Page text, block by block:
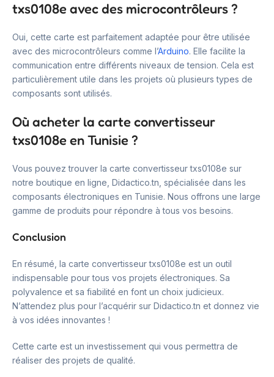
txs0108e avec des microcontrôleurs ?
Oui, cette carte est parfaitement adaptée pour être utilisée
avec des microcontrôleurs comme l’Arduino. Elle facilite la
communication entre différents niveaux de tension. Cela est
particulièrement utile dans les projets où plusieurs types de
composants sont utilisés.
Où acheter la carte convertisseur
txs0108e en Tunisie ?
Vous pouvez trouver la carte convertisseur txs0108e sur
notre boutique en ligne, Didactico.tn, spécialisée dans les
composants électroniques en Tunisie. Nous offrons une large
gamme de produits pour répondre à tous vos besoins.
Conclusion
En résumé, la carte convertisseur txs0108e est un outil
indispensable pour tous vos projets électroniques. Sa
polyvalence et sa fiabilité en font un choix judicieux.
N’attendez plus pour l’acquérir sur Didactico.tn et donnez vie
à vos idées innovantes !
Cette carte est un investissement qui vous permettra de
réaliser des projets de qualité.